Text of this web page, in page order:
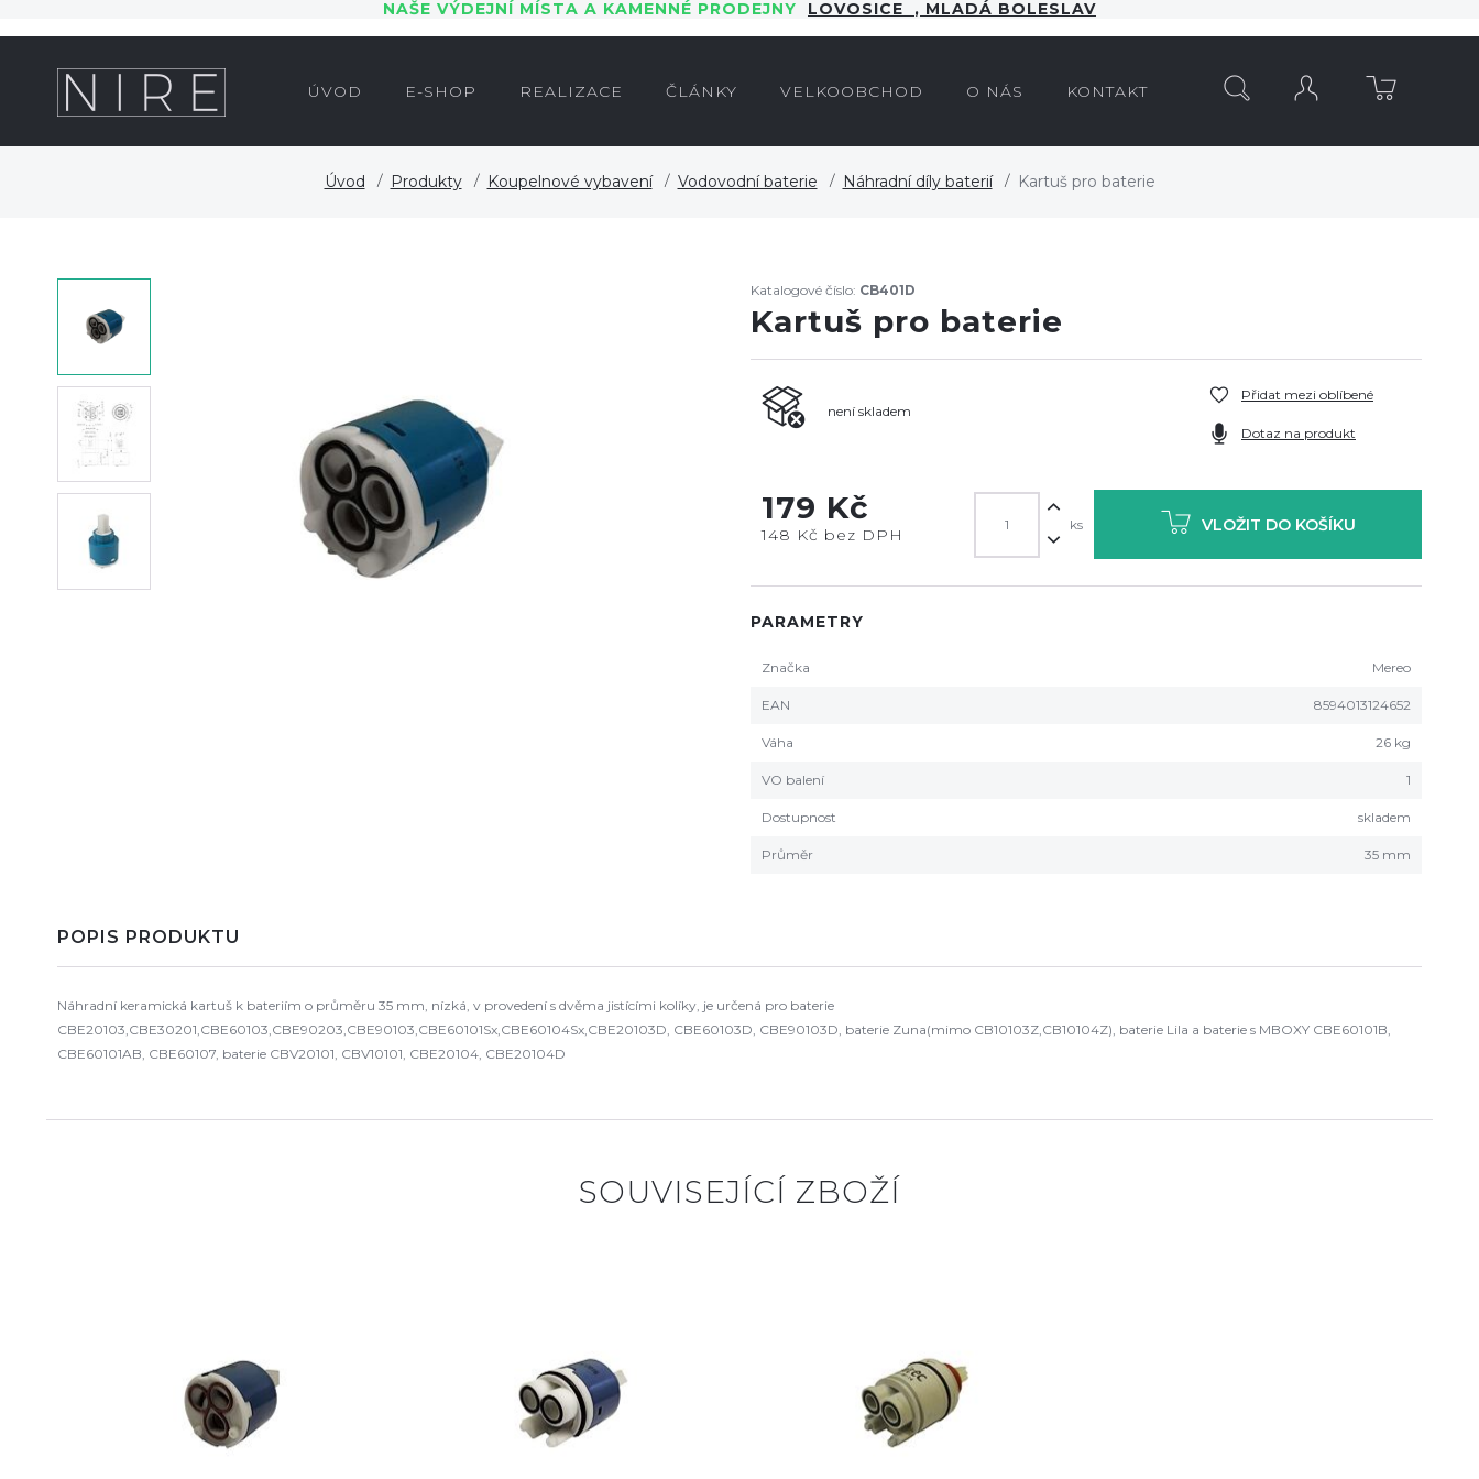
NAŠE VÝDEJNÍ MÍSTA A KAMENNÉ PRODEJNY LOVOSICE , MLADÁ BOLESLAV
ÚVOD E-SHOP REALIZACE ČLÁNKY VELKOOBCHOD O NÁS KONTAKT
Úvod Produkty Koupelnové vybavení Vodovodní baterie Náhradní díly baterií Kartuš pro baterie
Katalogové číslo: CB401D
Kartuš pro baterie
není skladem
Přidat mezi oblíbené
Dotaz na produkt
179 Kč
148 Kč bez DPH
ks VLOŽIT DO KOŠÍKU
PARAMETRY
Značka Mereo
EAN 8594013124652
Váha 26 kg
VO balení 1
Dostupnost skladem
Průměr 35 mm
POPIS PRODUKTU
Náhradní keramická kartuš k bateriím o průměru 35 mm, nízká, v provedení s dvěma jistícími kolíky, je určená pro baterie
CBE20103,CBE30201,CBE60103,CBE90203,CBE90103,CBE60101Sx,CBE60104Sx,CBE20103D, CBE60103D, CBE90103D, baterie Zuna(mimo CB10103Z,CB10104Z), baterie Lila a baterie s MBOXY CBE60101B,
CBE60101AB, CBE60107, baterie CBV20101, CBV10101, CBE20104, CBE20104D
SOUVISEJÍCÍ ZBOŽÍ